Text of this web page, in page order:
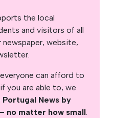
the local
and visitors of all
website,
can afford to
you are able to, we
News by
no matter how small.